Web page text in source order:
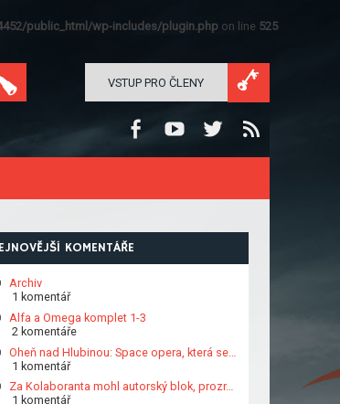
public_html/wp-includes/plugin.php on line 525
VSTUP PRO ČLENY
KOMENTÁŘE
Archiv
1 komentář
Alfa a Omega komplet 1-3
2 komentáře
Oheň nad Hlubinou: Space opera, která se…
1 komentář
Za Kolaboranta mohl autorský blok, prozr…
1 komentář